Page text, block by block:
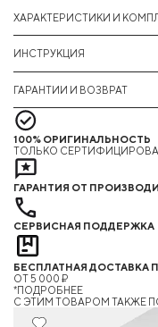
ХАРАКТЕРИСТИКИ И
ИНСТРУКЦИЯ
ГАРАНТИИ И ВОЗВРАТ
100% ОРИГИНАЛЬНОСТЬ
ТОЛЬКО
ГАРАНТИЯ ОТ
СЕРВИСНАЯ ПОДДЕРЖКА
БЕСПЛАТНАЯ ДОСТАВКА
ОТ 5 000 ₽
*ПОДРОБНЕЕ
C ЭТИМ ТОВАРОМ ТАКЖЕ